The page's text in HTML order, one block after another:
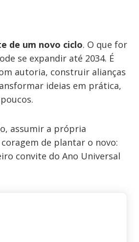
de um novo ciclo. O que for
se expandir até 2034. É
autoria, construir alianças
ideias em prática,
assumir a própria
de plantar o novo:
convite do Ano Universal